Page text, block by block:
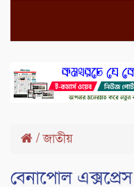
/জাতীয়
বেনাপোল এক্সপ্রেস